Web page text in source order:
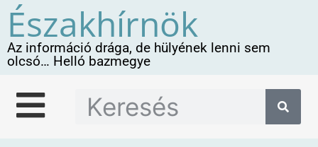
Északhírnök
Az információ drága, de hülyének lenni sem
olcsó… Helló bazmegye